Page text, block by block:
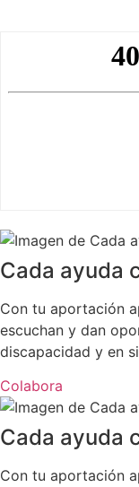
Cada ayuda
Con tu aportación
escuchan y dan
discapacidad y en
Colabora
Cada ayuda
Con tu aportación